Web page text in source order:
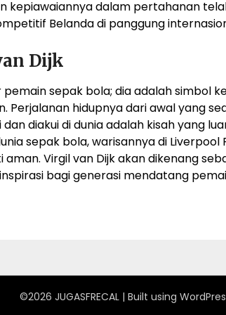
kepiawaiannya dalam pertahanan
Belanda di panggung
Dijk
sepak bola; dia adalah simbol
Perjalanan hidupnya dari awal yang
diakui di dunia adalah kisah yang
sepak bola, warisannya di Liverpool
Virgil van Dijk akan dikenang
bagi generasi mendatang
©2026 JUGASFRECAL | Built using